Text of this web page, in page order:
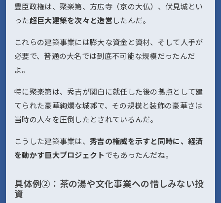
豊臣政権は、聚楽第、方広寺（京の大仏）、伏見城とい
った超巨大建築を次々と造営したんだ。
これらの建築事業には膨大な資金と資材、そして人手が
必要で、普通の大名では到底不可能な規模だったんだ
よ。
特に聚楽第は、秀吉が関白に就任した後の拠点として建
てられた豪華絢爛な城郭で、その規模と装飾の豪華さは
当時の人々を圧倒したとされているんだ。
こうした建築事業は、秀吉の権威を示すと同時に、経済
を動かす巨大プロジェクトでもあったんだね。
具体例②：茶の湯や文化事業への惜しみない投
資